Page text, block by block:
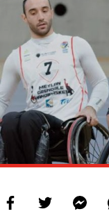
LIGA BETCLIC